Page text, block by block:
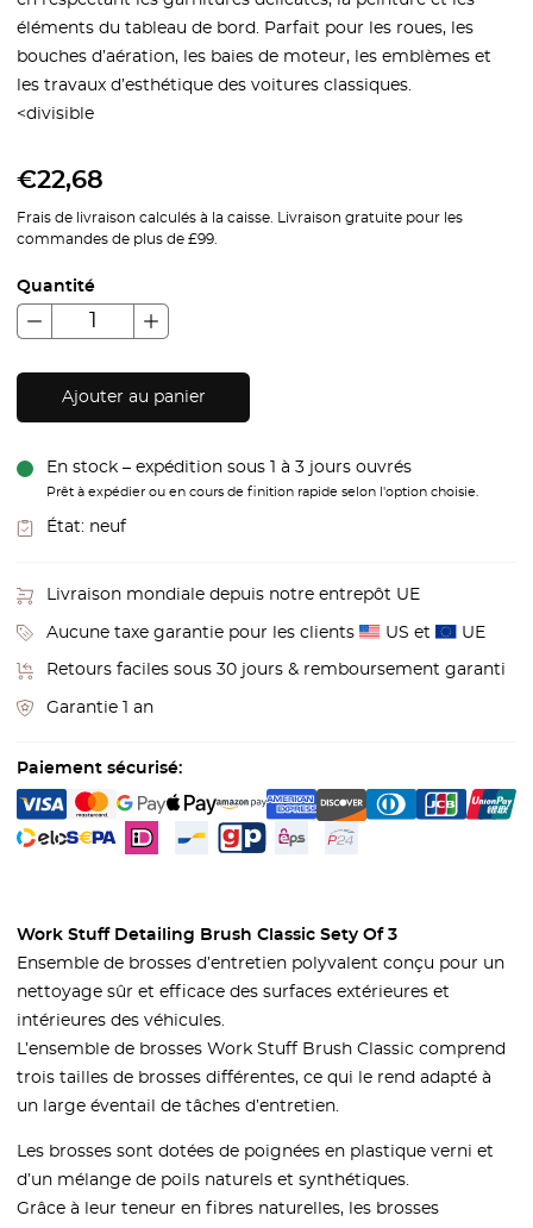
éléments du tableau de bord. Parfait pour les roues, les
bouches d’aération, les baies de moteur, les emblèmes et
les travaux d’esthétique des voitures classiques.
<divisible
€22,68
Frais de livraison calculés à la caisse. Livraison gratuite pour les
commandes de plus de £99.
Quantité
Ajouter au panier
En stock – expédition sous 1 à 3 jours ouvrés
Prêt à expédier ou en cours de finition rapide selon l'option choisie.
État: neuf
Livraison mondiale depuis notre entrepôt UE
Aucune taxe garantie pour les clients US et UE
Retours faciles sous 30 jours & remboursement garanti
Garantie 1 an
Paiement sécurisé:
Work Stuff Detailing Brush Classic Sety Of 3
Ensemble de brosses d’entretien polyvalent conçu pour un
nettoyage sûr et efficace des surfaces extérieures et
intérieures des véhicules.
L’ensemble de brosses Work Stuff Brush Classic comprend
trois tailles de brosses différentes, ce qui le rend adapté à
un large éventail de tâches d’entretien.
Les brosses sont dotées de poignées en plastique verni et
d’un mélange de poils naturels et synthétiques.
Grâce à leur teneur en fibres naturelles, les brosses